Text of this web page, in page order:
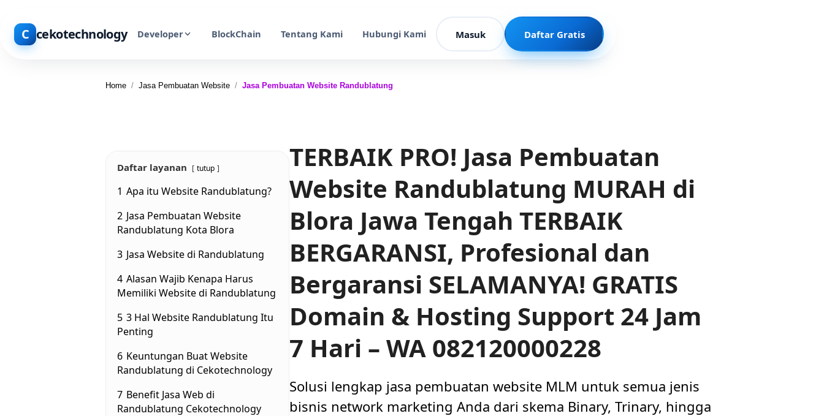
C cekotechnology Developer BlockChain Tentang Kami Hubungi Kami Masuk Daftar Gratis
Home / Jasa Pembuatan Website / Jasa Pembuatan Website Randublatung
Daftar layanan tutup
1 Apa itu Website Randublatung?
2 Jasa Pembuatan Website
Randublatung Kota Blora
3 Jasa Website di Randublatung
4 Alasan Wajib Kenapa Harus
Memiliki Website di Randublatung
5 3 Hal Website Randublatung Itu
Penting
6 Keuntungan Buat Website
Randublatung di Cekotechnology
7 Benefit Jasa Web di
Randublatung Cekotechnology
TERBAIK PRO! Jasa Pembuatan
Website Randublatung MURAH di
Blora Jawa Tengah TERBAIK
BERGARANSI, Profesional dan
Bergaransi SELAMANYA! GRATIS
Domain & Hosting Support 24 Jam
7 Hari – WA 082120000228
Solusi lengkap jasa pembuatan website MLM untuk semua jenis
bisnis network marketing Anda dari skema Binary, Trinary, hingga